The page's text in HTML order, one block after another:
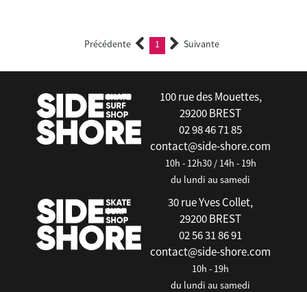
Précédente 1 (current)Suivante
100 rue des Mouettes,
29200 BREST
02 98 46 71 85
contact@side-shore.com
10h - 12h30 / 14h - 19h
du lundi au samedi
30 rue Yves Collet,
29200 BREST
02 56 31 86 91
contact@side-shore.com
10h - 19h
du lundi au samedi